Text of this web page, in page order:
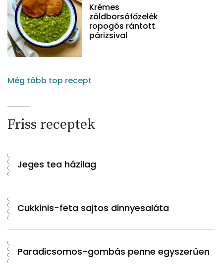
Krémes
zöldborsófőzelék
ropogós rántott
párizsival
Még több top recept
Friss receptek
Jeges tea házilag
Cukkinis-feta sajtos dinnyesaláta
Paradicsomos-gombás penne egyszerűen